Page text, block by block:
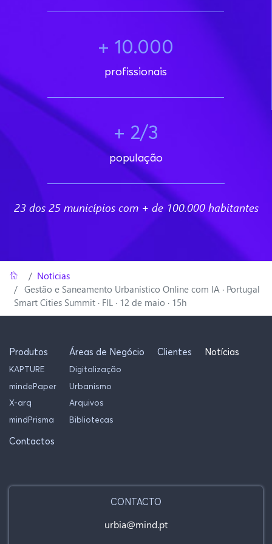
+ 10.000
profissionais
+ 2/3
população
23 dos 25 municípios com + de 100.000 habitantes
Home
/ Notícias
Gestão e Saneamento Urbanístico Online com IA · Portugal
Smart Cities Summit · FIL · 12 de maio · 15h
Produtos
KAPTURE
mindePaper
X-arq
mindPrisma
Áreas de Negócio
Digitalização
Urbanismo
Arquivos
Bibliotecas
Clientes Notícias
Contactos
CONTACTO
urbia@mind.pt